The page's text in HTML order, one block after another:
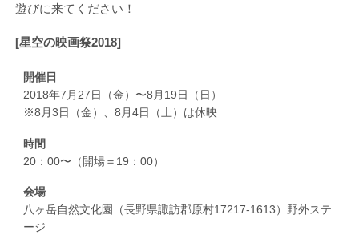
遊びに来てください！
[星空の映画祭2018]
開催日
2018年7月27日（金）〜8月19日（日）
※8月3日（金）、8月4日（土）は休映
時間
20：00〜（開場＝19：00）
会場
八ヶ岳自然文化園（長野県諏訪郡原村17217-1613）野外ステ
ージ